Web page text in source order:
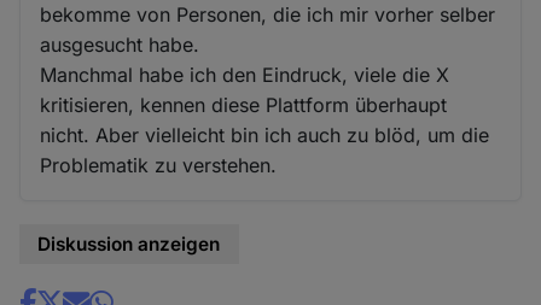
bekomme von Personen, die ich mir vorher selber
ausgesucht habe.
Manchmal habe ich den Eindruck, viele die X
kritisieren, kennen diese Plattform überhaupt
nicht. Aber vielleicht bin ich auch zu blöd, um die
Problematik zu verstehen.
Diskussion anzeigen